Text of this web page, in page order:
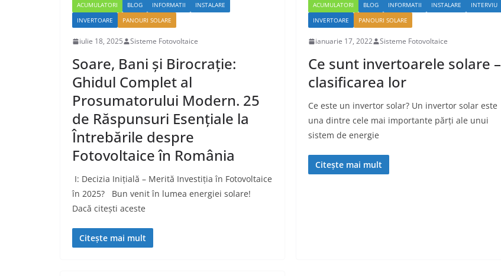
ACUMULATORI BLOG INFORMATII
INSTALARE
INVERTOARE
PANOURI SOLARE
iulie 18, 2025 Sisteme Fotovoltaice
Soare, Bani și Birocrație:
Ghidul Complet al
Prosumatorului Modern. 25
de Răspunsuri Esențiale la
Întrebările despre
Fotovoltaice în România
I: Decizia Inițială – Merită Investiția în Fotovoltaice
în 2025? Bun venit în lumea energiei solare!
Dacă citești aceste
Citește mai mult
ACUMULATORI BLOG INFORMATII INSTALARE
INTERVIU
INVERTOARE
PANOURI SOLARE
ianuarie 17, 2022 Sisteme Fotovoltaice
Ce sunt invertoarele solare –
clasificarea lor
Ce este un invertor solar? Un invertor solar este
una dintre cele mai importante părți ale unui
sistem de energie
Citește mai mult